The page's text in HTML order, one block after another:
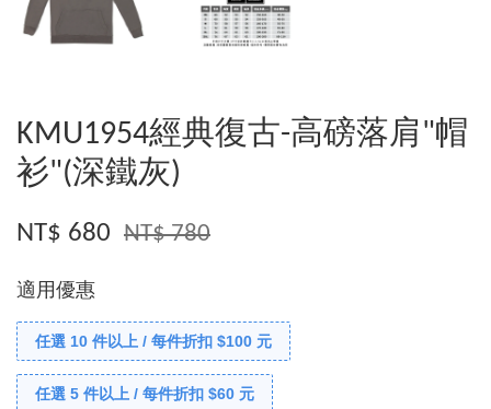
KMU1954經典復古-高磅落肩"帽
衫"(深鐵灰)
NT$ 680 NT$ 780
適用優惠
任選 10 件以上 / 每件折扣 $100 元
任選 5 件以上 / 每件折扣 $60 元